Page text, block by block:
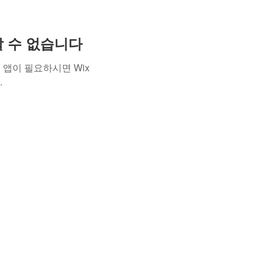
수 없습니다
이 필요하시면 Wix